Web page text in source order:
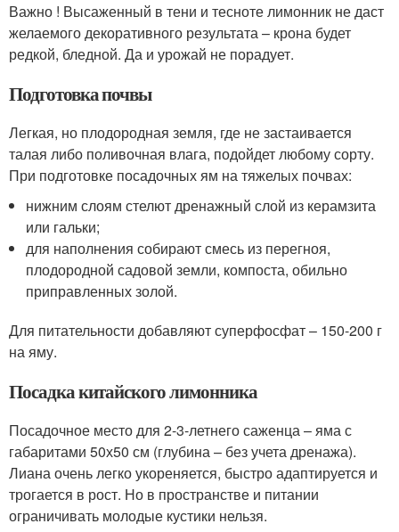
Важно ! Высаженный в тени и тесноте лимонник не даст
желаемого декоративного результата – крона будет
редкой, бледной. Да и урожай не порадует.
Подготовка почвы
Легкая, но плодородная земля, где не застаивается
талая либо поливочная влага, подойдет любому сорту.
При подготовке посадочных ям на тяжелых почвах:
нижним слоям стелют дренажный слой из керамзита
или гальки;
для наполнения собирают смесь из перегноя,
плодородной садовой земли, компоста, обильно
приправленных золой.
Для питательности добавляют суперфосфат – 150-200 г
на яму.
Посадка китайского лимонника
Посадочное место для 2-3-летнего саженца – яма с
габаритами 50х50 см (глубина – без учета дренажа).
Лиана очень легко укореняется, быстро адаптируется и
трогается в рост. Но в пространстве и питании
ограничивать молодые кустики нельзя.